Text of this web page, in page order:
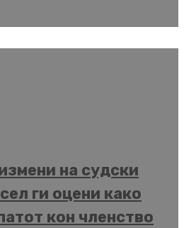
на судски
ги оцени како
кон членство